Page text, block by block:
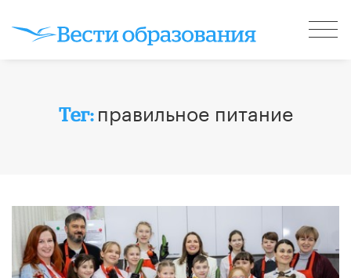
Тег: правильное питание